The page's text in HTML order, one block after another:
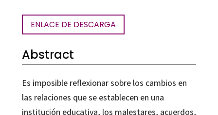
ENLACE DE DESCARGA
Abstract
Es imposible reflexionar sobre los cambios en
las relaciones que se establecen en una
institución educativa, los malestares, acuerdos,